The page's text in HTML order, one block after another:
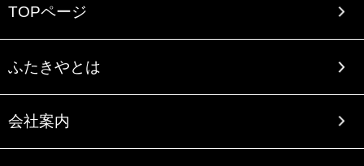
TOPページ
ふたきやとは
会社案内